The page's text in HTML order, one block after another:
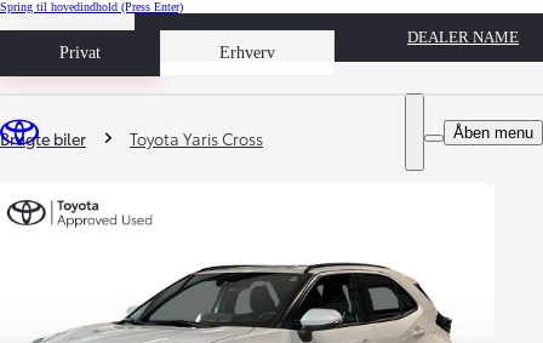
Spring til hovedindhold (Press Enter)
Privat Erhverv
Book prøvetur
DEALER NAME
Åben menu
Du er her
Brugte biler Toyota Yaris Cross